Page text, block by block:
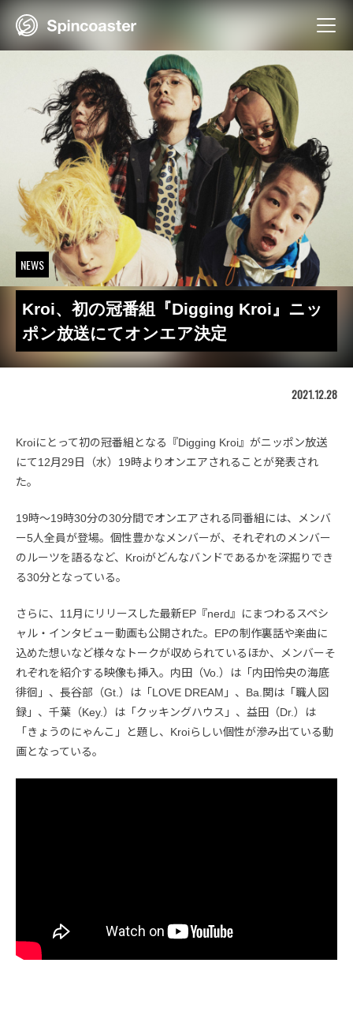
Skip
content
NEWS
Kroi、初の冠番組『Digging Kroi』ニッ
ポン放送にてオンエア決定
2021.12.28
Kroiにとって初の冠番組となる『Digging Kroi』がニッポン放送
にて12月29日（水）19時よりオンエアされることが発表され
た。
19時〜19時30分の30分間でオンエアされる同番組には、メンバ
ー5人全員が登場。個性豊かなメンバーが、それぞれのメンバー
のルーツを語るなど、Kroiがどんなバンドであるかを深掘りでき
る30分となっている。
さらに、11月にリリースした最新EP『nerd』にまつわるスペシ
ャル・インタビュー動画も公開された。EPの制作裏話や楽曲に
込めた想いなど様々なトークが収められているほか、メンバーそ
れぞれを紹介する映像も挿入。内田（Vo.）は「内田怜央の海底
徘徊」、長谷部（Gt.）は「LOVE DREAM」、Ba.関は「職人図
録」、千葉（Key.）は「クッキングハウス」、益田（Dr.）は
「きょうのにゃんこ」と題し、Kroiらしい個性が滲み出ている動
画となっている。